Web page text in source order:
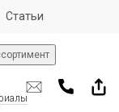
Статьи